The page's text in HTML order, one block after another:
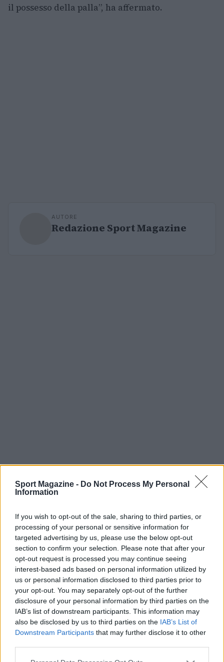
Sport Magazine - Do Not Process My Personal
Information
If you wish to opt-out of the sale, sharing to third parties, or
processing of your personal or sensitive information for
targeted advertising by us, please use the below opt-out
section to confirm your selection. Please note that after your
opt-out request is processed you may continue seeing
interest-based ads based on personal information utilized by
us or personal information disclosed to third parties prior to
your opt-out. You may separately opt-out of the further
disclosure of your personal information by third parties on the
IAB’s list of downstream participants. This information may
also be disclosed by us to third parties on the IAB’s List of
Downstream Participants that may further disclose it to other
Please note that this website/app uses one or more Google
il possesso della palla”, ha affermato.
AUTORE
Redazione Sport Magazine
Continua a leggere
NOTIZIE